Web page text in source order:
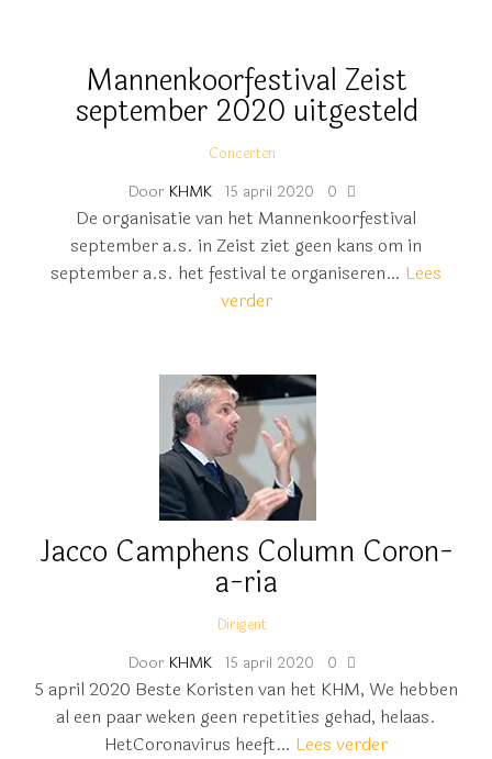
Mannenkoorfestival Zeist
september 2020 uitgesteld
Concerten
Door KHMK 15 april 2020 0
De organisatie van het Mannenkoorfestival
september a.s. in Zeist ziet geen kans om in
september a.s. het festival te organiseren… Lees
verder
Jacco Camphens Column Coron-
a-ria
Dirigent
Door KHMK 15 april 2020 0
5 april 2020 Beste Koristen van het KHM, We hebben
al een paar weken geen repetities gehad, helaas.
HetCoronavirus heeft… Lees verder